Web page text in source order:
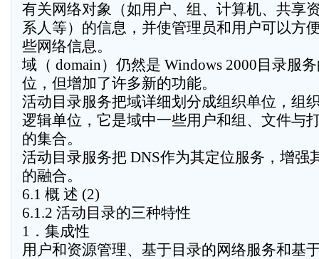
有关网络对象（如用户、组、计算机、共享
系人等）的信息，并使管理员和用户可以方
些网络信息。
域（ domain）仍然是 Windows 2000目录服
位，但增加了许多新的功能。
活动目录服务把域详细划分成组织单位，组
逻辑单位，它是域中一些用户和组、文件与
的集合。
活动目录服务把 DNS作为其定位服务，增强
的融合。
6.1 概 述 (2)
6.1.2 活动目录的三种特性
1．集成性
用户和资源管理、基于目录的网络服务和基